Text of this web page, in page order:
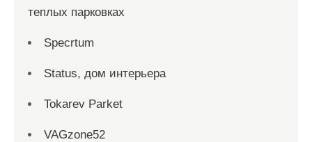
теплых парковках
Specrtum
Status, дом интерьера
Tokarev Parket
VAGzone52